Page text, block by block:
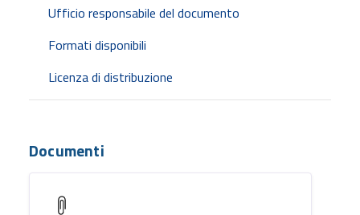
Ufficio responsabile del documento
Formati disponibili
Licenza di distribuzione
Documenti